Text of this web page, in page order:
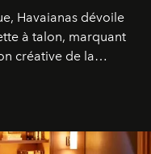
Havaianas dévoile
à talon, marquant
créative de la